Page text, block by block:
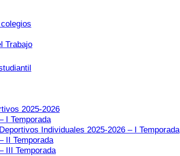
Trabajo
2025-2026
I Temporada
Individuales 2025-2026 – I Temporada
II Temporada
III Temporada